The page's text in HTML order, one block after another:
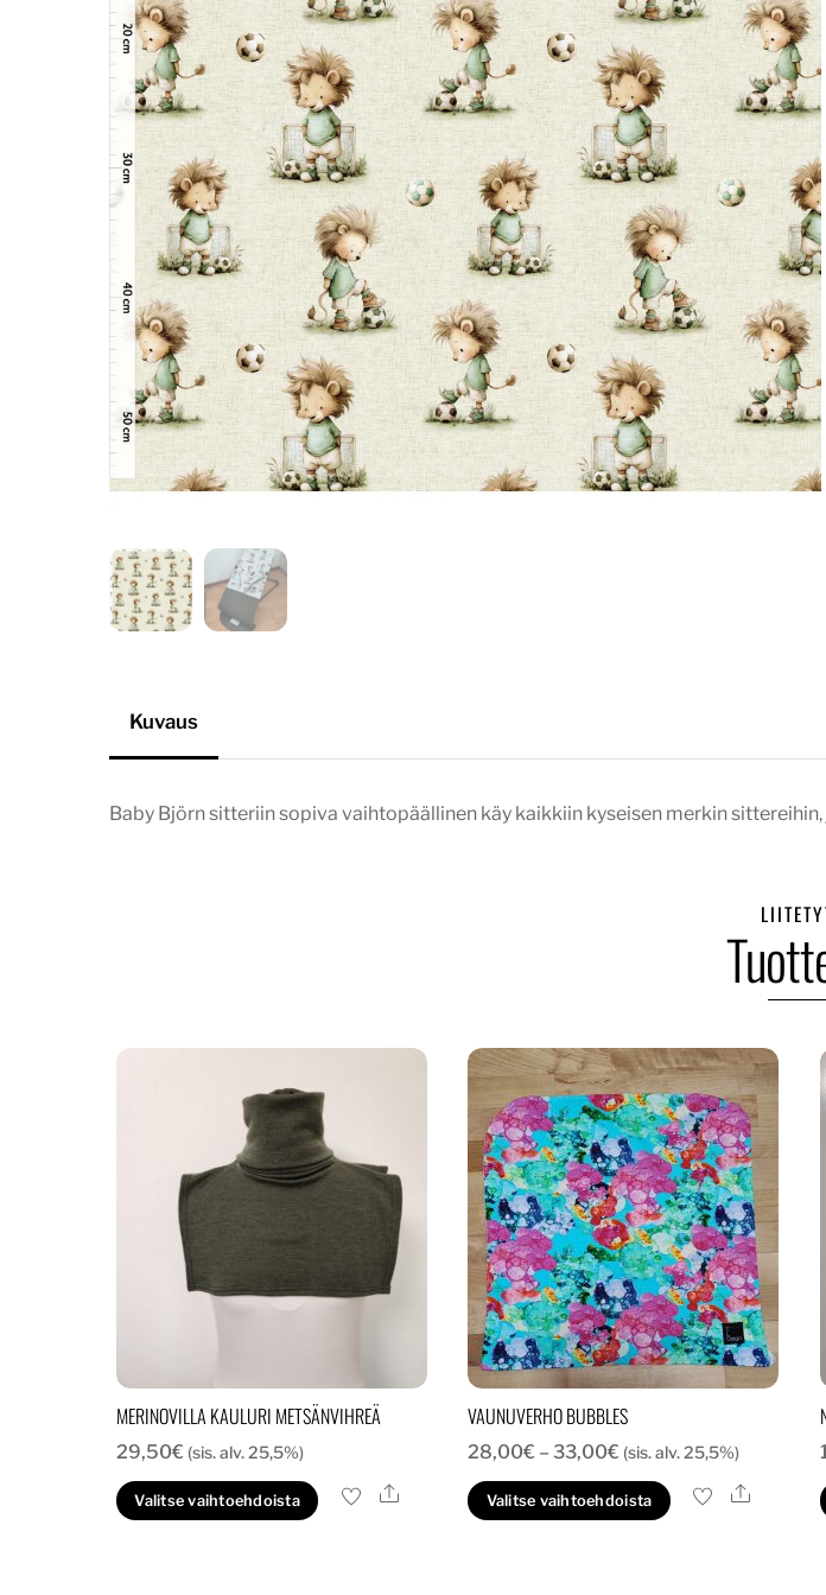
Kuvaus
Baby Björn sitteriin sopiva vaihtopäällinen käy kaikkiin kyseisen merkin
MERINOVILLA KAULURI METSÄNVIHREÄ
29,50€ (sis. alv. 25,5%)
Valitse vaihtoehdoista
Tällä
Ale
VAUNUVERHO BUBBLES
28,00€ – 33,00€ Hintaluokka:
28,00€
-
(sis. alv. 25,5%)
Valitse vaihtoehdoista
Tällä
Ale